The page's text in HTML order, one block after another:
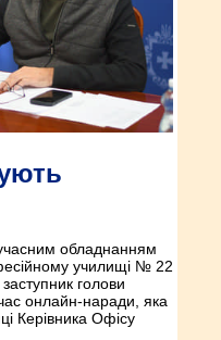
обладнанням
училищі № 22
голови
онлайн-наради, яка
Керівника Офісу